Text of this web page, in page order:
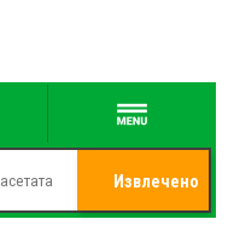
Извлечено